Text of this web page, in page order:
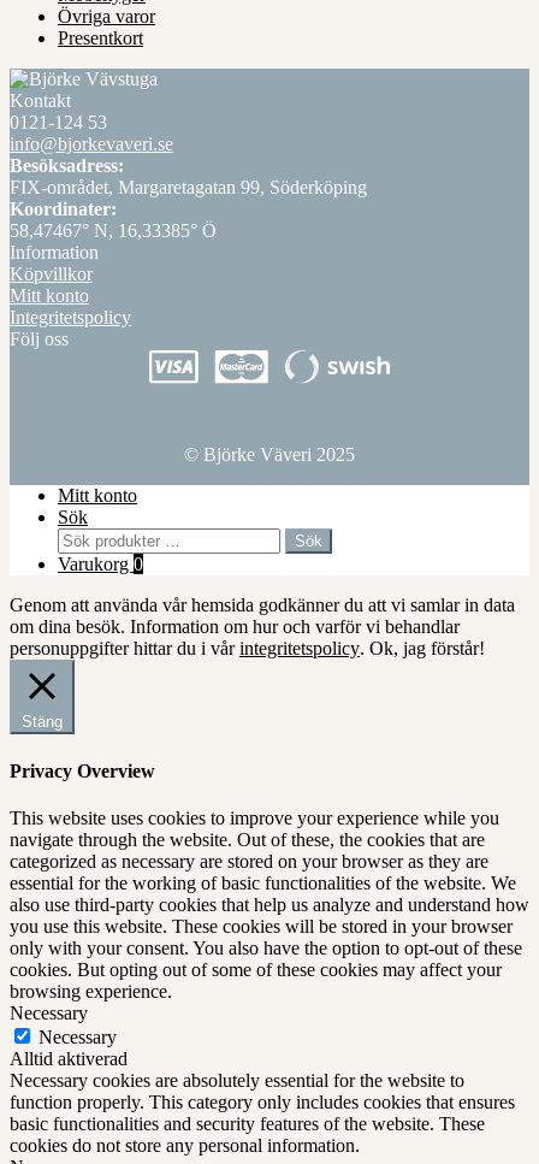
Övriga varor
Presentkort
Kontakt
0121-124 53
info@bjorkevaveri.se
Besöksadress:
FIX-området, Margaretagatan 99, Söderköping
Koordinater:
58,47467° N, 16,33385° Ö
Information
Köpvillkor
Mitt konto
Integritetspolicy
Följ oss
© Björke Väveri 2025
Mitt konto
Sök
Sök
efter:
Sök
Varukorg 0
Genom att använda vår hemsida godkänner du att vi samlar in data
om dina besök. Information om hur och varför vi behandlar
personuppgifter hittar du i vårintegritetspolicy. Ok, jag förstår!
Stäng
Privacy Overview
This website uses cookies to improve your experience while you
navigate through the website. Out of these, the cookies that are
categorized as necessary are stored on your browser as they are
essential for the working of basic functionalities of the website. We
also use third-party cookies that help us analyze and understand how
you use this website. These cookies will be stored in your browser
only with your consent. You also have the option to opt-out of these
cookies. But opting out of some of these cookies may affect your
browsing experience.
Necessary
Necessary
Alltid aktiverad
Necessary cookies are absolutely essential for the website to
function properly. This category only includes cookies that ensures
basic functionalities and security features of the website. These
cookies do not store any personal information.